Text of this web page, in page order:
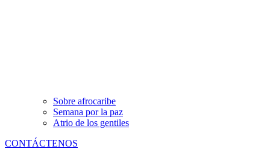
Sobre afrocaribe
Semana por la paz
Atrio de los gentiles
CONTÁCTENOS